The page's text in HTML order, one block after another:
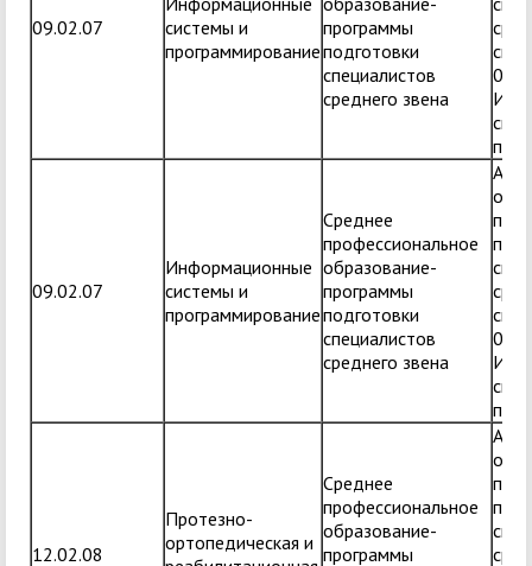
09.02.07
системы и
программирование
программы
подготовки
специалистов
среднего звена
09.02.07
Информационные
системы и
программирование
Среднее
профессиональное
образование-
программы
подготовки
специалистов
среднего звена
12.02.08
Протезно-
ортопедическая и
Среднее
профессиональное
образование-
программы